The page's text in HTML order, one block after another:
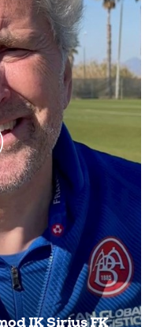
IK Sirius FK